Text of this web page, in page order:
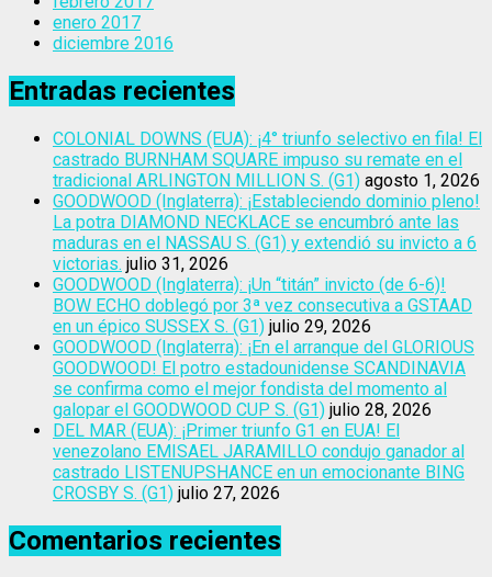
enero 2017
diciembre 2016
Entradas recientes
COLONIAL DOWNS (EUA): ¡4° triunfo selectivo en fila! El
castrado BURNHAM SQUARE impuso su remate en el
tradicional ARLINGTON MILLION S. (G1) agosto 1, 2026
GOODWOOD (Inglaterra): ¡Estableciendo dominio pleno!
La potra DIAMOND NECKLACE se encumbró ante las
maduras en el NASSAU S. (G1) y extendió su invicto a 6
victorias. julio 31, 2026
GOODWOOD (Inglaterra): ¡Un “titán” invicto (de 6-6)!
BOW ECHO doblegó por 3ª vez consecutiva a GSTAAD
en un épico SUSSEX S. (G1) julio 29, 2026
GOODWOOD (Inglaterra): ¡En el arranque del GLORIOUS
GOODWOOD! El potro estadounidense SCANDINAVIA
se confirma como el mejor fondista del momento al
galopar el GOODWOOD CUP S. (G1) julio 28, 2026
DEL MAR (EUA): ¡Primer triunfo G1 en EUA! El
venezolano EMISAEL JARAMILLO condujo ganador al
castrado LISTENUPSHANCE en un emocionante BING
CROSBY S. (G1) julio 27, 2026
Comentarios recientes